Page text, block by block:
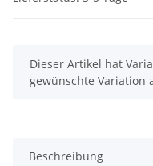
x
Dieser Artikel hat
gewünschte Variation
Beschreibung